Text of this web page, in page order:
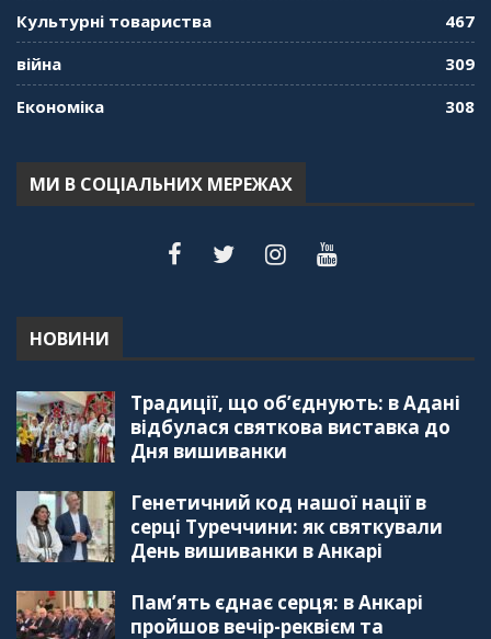
"Дзеркало діаспори". Випуск 8. Розмова з
Послом
"Дзеркало діаспори". Випуск 6. Можливості
рада українських громад Туреччини
56:20
"Дзеркало діаспори". Випуск 3. Вища освіта:
59:38
"Дзеркало діаспори", Випуск 2, Як вивчити
57:18
Культурні товариства
467
війна
309
Економіка
308
МИ В СОЦІАЛЬНИХ МЕРЕЖАХ
НОВИНИ
Традиції, що об’єднують: в Адані
відбулася святкова виставка до
Дня вишиванки
Генетичний код нашої нації в
серці Туреччини: як святкували
День вишиванки в Анкарі
Пам’ять єднає серця: в Анкарі
пройшов вечір-реквієм та